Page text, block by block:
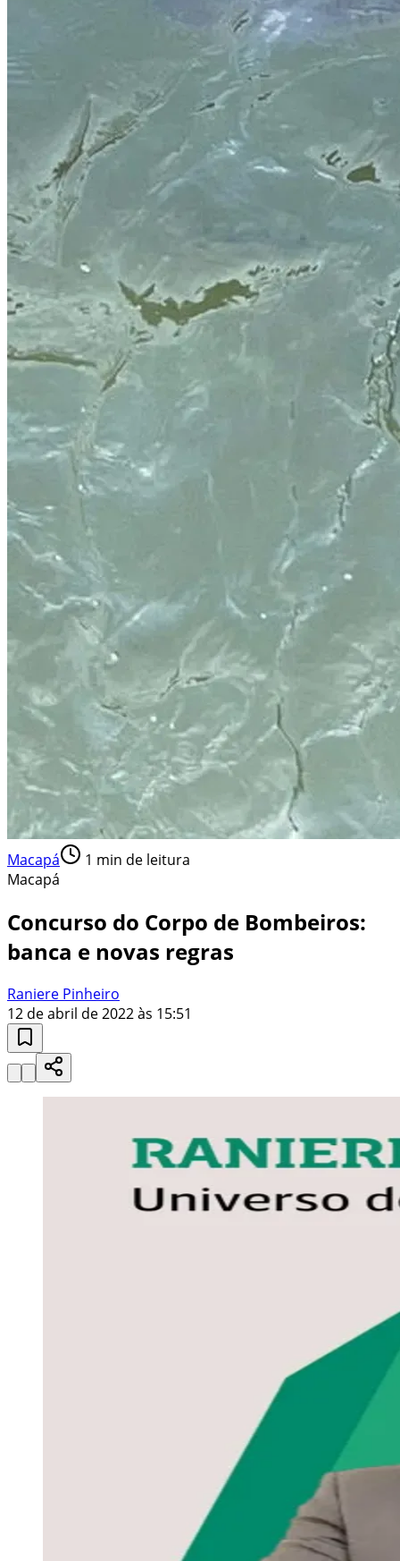
Macapá 1 min de leitura
Macapá
Concurso do Corpo de Bombeiros:
banca e novas regras
Raniere Pinheiro
12 de abril de 2022 às 15:51